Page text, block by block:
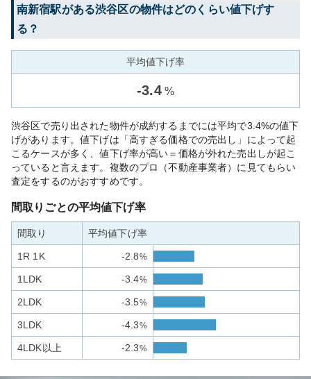
南新宿駅がある渋谷区の物件はどのくらい値下げす
る？
平均値下げ率
-3.4 %
渋谷区で売り出された物件が成約するまでには平均で3.4%の値下
げがあります。値下げは「高すぎる価格での売出し」によって起
こるケースが多く、値下げ率が高い＝価格が外れた売出しが起こ
っていると言えます。複数のプロ（不動産事業者）に見てもらい
査定をするのがおすすめです。
間取りごとの平均値下げ率
間取り 平均値下げ率
1R 1K -2.8%
1LDK -3.4%
2LDK -3.5%
3LDK -4.3%
4LDK以上 -2.3%